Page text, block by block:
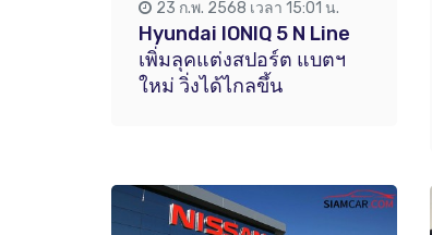
23 ก.พ. 2568 เวลา 15:01 น.
Hyundai IONIQ 5 N Line
เพิ่มลุคแต่งสปอร์ต แบตฯ
ใหม่ วิ่งได้ไกลขึ้น